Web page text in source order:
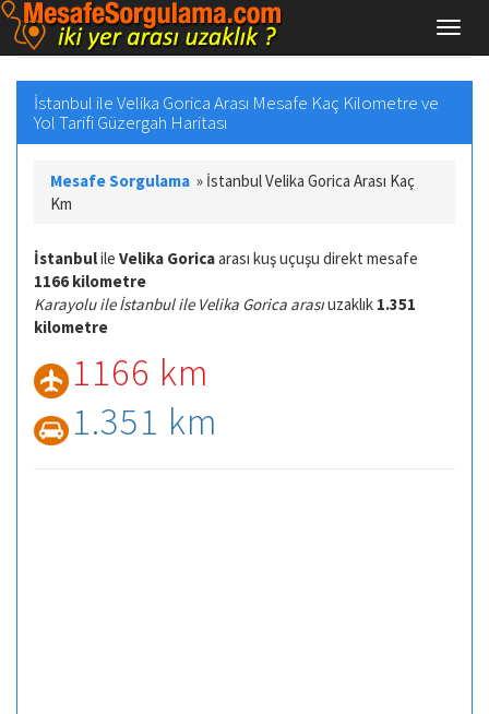
İstanbul ile Velika Gorica Arası Mesafe Kaç Kilometre ve
Yol Tarifi Güzergah Haritası
Mesafe Sorgulama » İstanbul Velika Gorica Arası Kaç
Km
İstanbulile Velika Goricaarası kuş uçuşu direkt mesafe
1166 kilometre
Karayolu ile İstanbul ile Velika Gorica arasıuzaklık 1.351
kilometre
1166 km
1.351 km